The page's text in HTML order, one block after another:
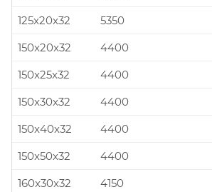
125x20x32
5350
150x20x32
4400
150x25x32
4400
150x30x32
4400
150x40x32
4400
150x50x32
4400
160x30x32
4150